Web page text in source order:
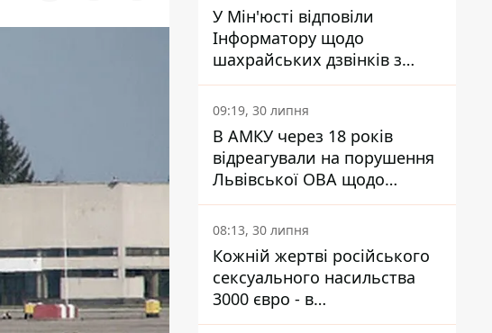
У Мін'юсті відповіли
Інформатору щодо
шахрайських дзвінків з
камери Сумського СІЗО так,
що ніхто нічого не зрозумів
09:19, 30 липня
В АМКУ через 18 років
відреагували на порушення
Львівської ОВА щодо
харчування у закладах
освіти
08:13, 30 липня
Кожній жертві російського
сексуального насильства
3000 євро - в
Мінсоцполітики пояснили